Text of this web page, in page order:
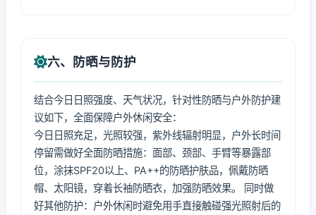
六、防晒与防护
结合今日日照强度、天气状况，针对性防晒与户外防护建
议如下，全面保障户外休闲安全：
今日日照充足，光照较强，紫外线辐射明显，户外长时间
停留需做好全面防晒措施：面部、颈部、手臂等暴露部
位，涂抹SPF20以上、PA++的防晒护肤品，佩戴防晒
帽、太阳镜，穿着长袖防晒衣，加强防晒效果。 同时做
好其他防护：户外休闲时避免用手直接触碰强光照射后的